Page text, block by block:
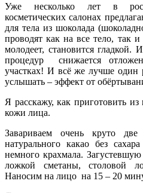
Уже несколько лет в
косметических салонах
для тела из шоколада
проводят как на все тело, так
молодеет, становится гладкой.
процедур снижается
участках! И всё же лучше один
услышать – эффект от
Я расскажу, как приготовить
кожи лица.
Завариваем очень круто
натурального какао без
немного крахмала.
ложкой сметаны, столовой
Наносим на лицо на 15 – 20